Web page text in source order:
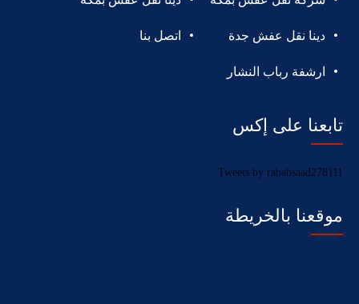
دينا نقل عفش جدة اتصل بنا
ارشفة رباب النشار
تابعنا على إكس
Tweets by rababsaad278111
موقعنا بالخريطة